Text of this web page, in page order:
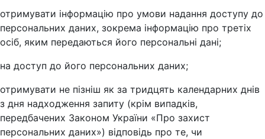
отримувати інформацію про умови надання доступу до
персональних даних, зокрема інформацію про третіх
осіб, яким передаються його персональні дані;
на доступ до його персональних даних;
отримувати не пізніш як за тридцять календарних днів
з дня надходження запиту (крім випадків,
передбачених Законом України «Про захист
персональних даних») відповідь про те, чи